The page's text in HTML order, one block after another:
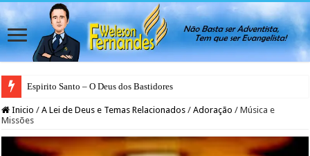
Espirito Santo – O Deus dos Bastidores
Inicio / A Lei de Deus e Temas Relacionados / Adoração / Música e
Missões